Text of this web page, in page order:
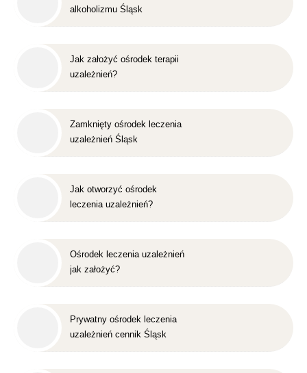
alkoholizmu Śląsk
Jak założyć ośrodek terapii
uzależnień?
Zamknięty ośrodek leczenia
uzależnień Śląsk
Jak otworzyć ośrodek
leczenia uzależnień?
Ośrodek leczenia uzależnień
jak założyć?
Prywatny ośrodek leczenia
uzależnień cennik Śląsk